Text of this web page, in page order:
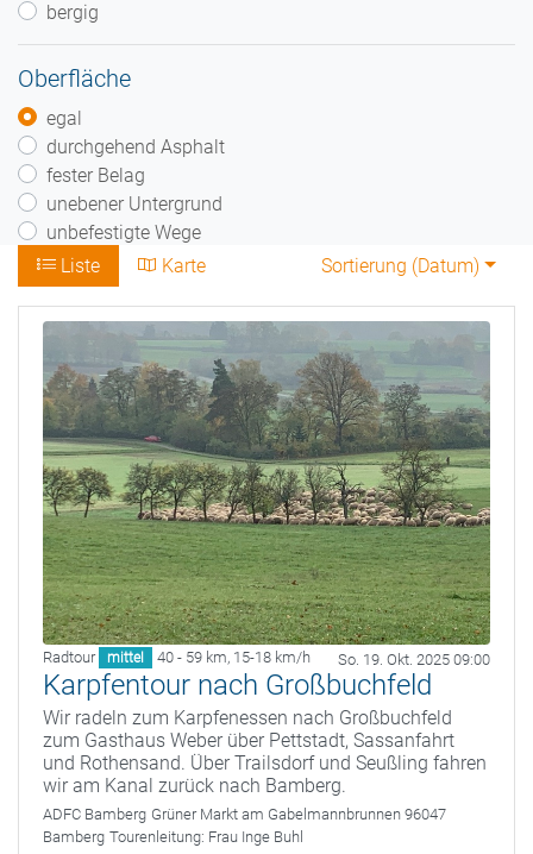
bergig
Oberfläche
egal
durchgehend Asphalt
fester Belag
unebener Untergrund
unbefestigte Wege
Liste
Karte Sortierung (Datum)
Radtour mittel 40 - 59 km, 15-18 km/h So. 19. Okt. 2025 09:00
Karpfentour nach Großbuchfeld
Wir radeln zum Karpfenessen nach Großbuchfeld
zum Gasthaus Weber über Pettstadt, Sassanfahrt
und Rothensand. Über Trailsdorf und Seußling fahren
wir am Kanal zurück nach Bamberg.
ADFC Bamberg Grüner Markt am Gabelmannbrunnen 96047
Bamberg Tourenleitung: Frau Inge Buhl